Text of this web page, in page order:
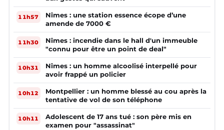
11h57
Nîmes : une station essence écope d’une
amende de 7000 €
11h30
Nîmes : incendie dans le hall d'un immeuble
"connu pour être un point de deal"
10h31
Nîmes : un homme alcoolisé interpellé pour
avoir frappé un policier
10h12
Montpellier : un homme blessé au cou après la
tentative de vol de son téléphone
10h11
Adolescent de 17 ans tué : son père mis en
examen pour "assassinat"